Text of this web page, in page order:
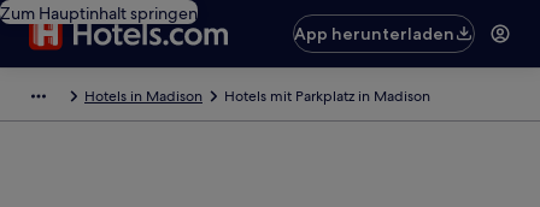
Zum Hauptinhalt springen
App herunterladen
Hotels in Madison Hotels mit Parkplatz in Madison